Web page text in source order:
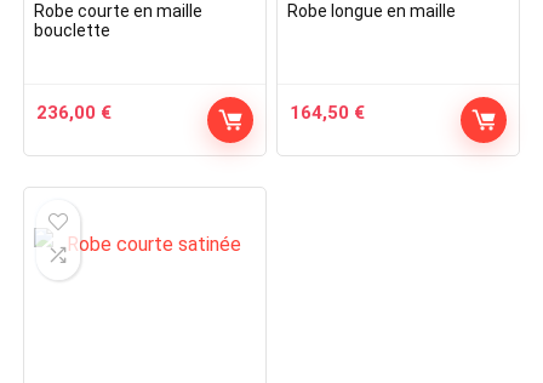
Robe courte en maille
bouclette
236,00 €
Robe longue en maille
164,50 €